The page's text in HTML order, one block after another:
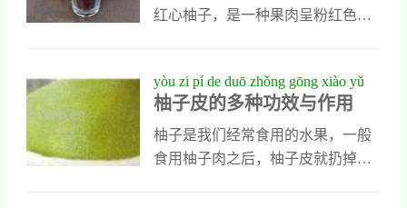
个不错的选择，但也要注意不要过
直接食用，还能用于制作多
从科学角度来解析。一般来说，外
匀，果皮紧贴果肉，表明果实成熟
度高且糖分积累充足。相比之下，
过于细长或上下不对称的柚子可能
因生长不良或授粉不均，导致果肉
红心柚子，是一种果肉呈粉红色或
秋冬季节非常受欢迎的健康水果。
它不仅可以直接食用，还能用于制
作饮品、甜点、沙拉等多种美食。
二、西红柚子的基本处理方式1. 挑
yòu zi pí de duō zhǒng gōng xiào yǔ
zuò yòng
柚子皮的多种功效与作用
柚子是我们经常食用的水果，一般
食用柚子肉之后，柚子皮就扔掉